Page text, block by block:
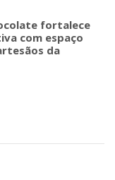
fortalece
com espaço
da